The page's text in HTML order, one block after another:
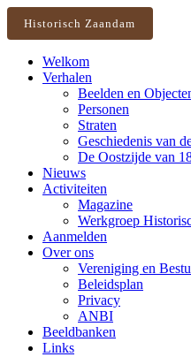
Historisch Zaandam
Welkom
Verhalen
Beelden en
Personen
Straten
Geschiedenis van
De Oostzijde van
Nieuws
Activiteiten
Magazine
Werkgroep
Aanmelden
Over ons
Vereniging en
Beleidsplan
Privacy
ANBI
Beeldbanken
Links